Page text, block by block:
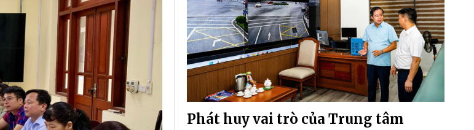
Phát huy vai trò của Trung tâm